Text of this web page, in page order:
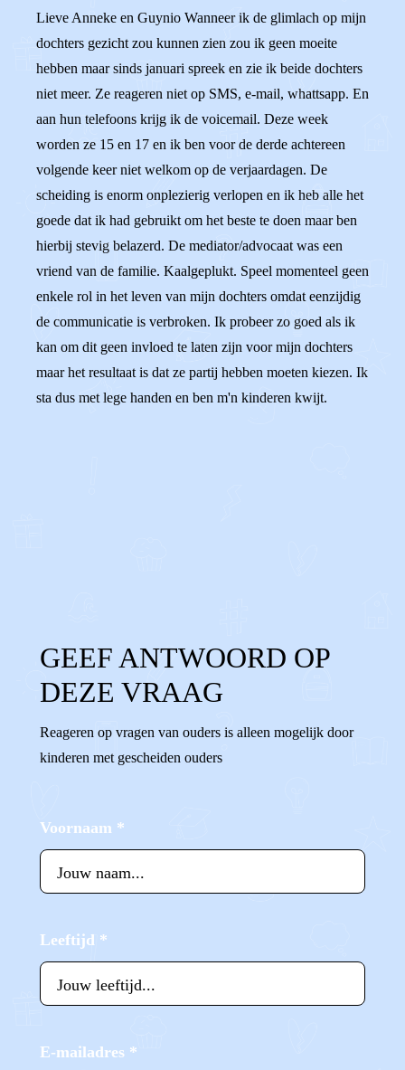
Lieve Anneke en Guynio Wanneer ik de glimlach op mijn
dochters gezicht zou kunnen zien zou ik geen moeite
hebben maar sinds januari spreek en zie ik beide dochters
niet meer. Ze reageren niet op SMS, e-mail, whattsapp. En
aan hun telefoons krijg ik de voicemail. Deze week
worden ze 15 en 17 en ik ben voor de derde achtereen
volgende keer niet welkom op de verjaardagen. De
scheiding is enorm onplezierig verlopen en ik heb alle het
goede dat ik had gebruikt om het beste te doen maar ben
hierbij stevig belazerd. De mediator/advocaat was een
vriend van de familie. Kaalgeplukt. Speel momenteel geen
enkele rol in het leven van mijn dochters omdat eenzijdig
de communicatie is verbroken. Ik probeer zo goed als ik
kan om dit geen invloed te laten zijn voor mijn dochters
maar het resultaat is dat ze partij hebben moeten kiezen. Ik
sta dus met lege handen en ben m'n kinderen kwijt.
GEEF ANTWOORD OP
DEZE VRAAG
Reageren op vragen van ouders is alleen mogelijk door
kinderen met gescheiden ouders
Voornaam *
Leeftijd *
E-mailadres *